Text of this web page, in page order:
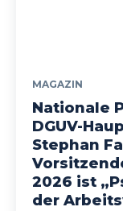
MAGAZIN
Nationale
DGUV-
Stephan
2026 ist
der